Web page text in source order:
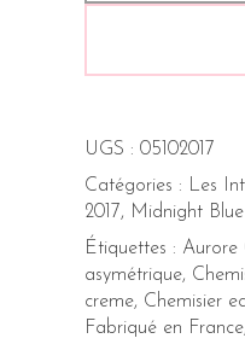
UGS : 05102017
Catégories : Les
2017, Midnight Blue
Étiquettes : Aurore
asymétrique,
creme, Chemisier
Fabriqué en France